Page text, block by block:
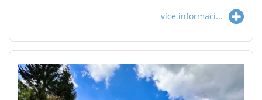
více informací...